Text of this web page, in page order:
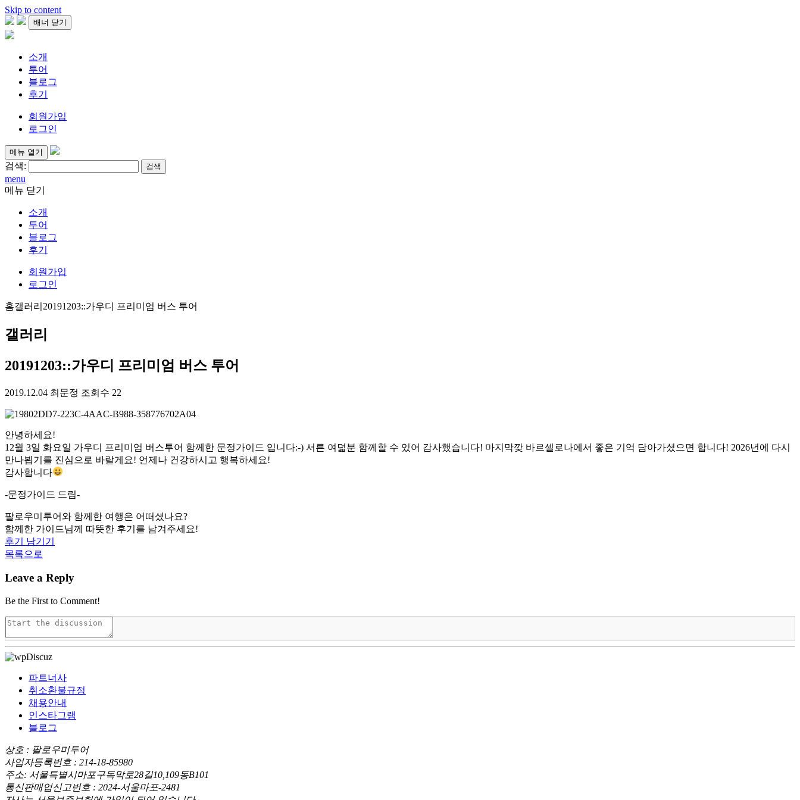
Skip to content
배너 닫기
소개
투어
블로그
후기
회원가입
로그인
메뉴 열기
검색:
menu
메뉴 닫기
소개
투어
블로그
후기
회원가입
로그인
홈갤러리 20191203::가우디 프리미엄 버스 투어
갤러리
20191203::가우디 프리미엄 버스 투어
2019.12.04 최문정 조회수 22
안녕하세요!
12월 3일 화요일 가우디 프리미엄 버스투어 함께한 문정가이드 입니다:-) 서른 여덟분 함께할 수 있어 감사했습니다! 마지막깢 바르셀로나에서 좋은 기억 담아가셨으면 합니다! 2026년에 다시
만나뵙기를 진심으로 바랄게요! 언제나 건강하시고 행복하세요!
감사합니다
-문정가이드 드림-
팔로우미투어와 함께한 여행은 어떠셨나요?
함께한 가이드님께 따뜻한 후기를 남겨주세요!
후기 남기기
목록으로
Leave a Reply
Be the First to Comment!
파트너사
취소환불규정
채용안내
인스타그램
블로그
상호 : 팔로우미투어
사업자등록번호 : 214-18-85980
주소: 서울특별시마포구독막로28길10,109동B101
통신판매업신고번호 : 2024-서울마포-2481